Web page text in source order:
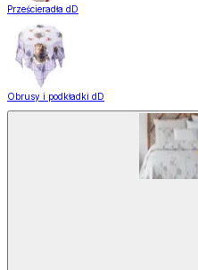
Prześcieradła dD
Obrusy i podkładki dD